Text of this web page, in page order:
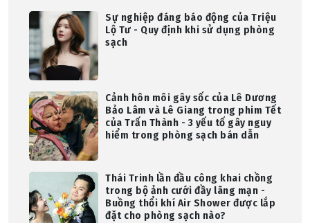
Sự nghiệp đáng báo động của Triệu
Lộ Tư - Quy định khi sử dụng phòng
sạch
Cảnh hôn môi gây sốc của Lê Dương
Bảo Lâm và Lê Giang trong phim Tết
của Trấn Thành - 3 yếu tố gây nguy
hiểm trong phòng sạch bán dẫn
Thái Trinh lần đầu công khai chồng
trong bộ ảnh cưới đầy lãng mạn -
Buồng thổi khí Air Shower được lắp
đặt cho phòng sạch nào?